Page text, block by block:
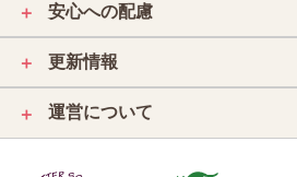
＋ 安心への配慮
＋ 更新情報
＋ 運営について